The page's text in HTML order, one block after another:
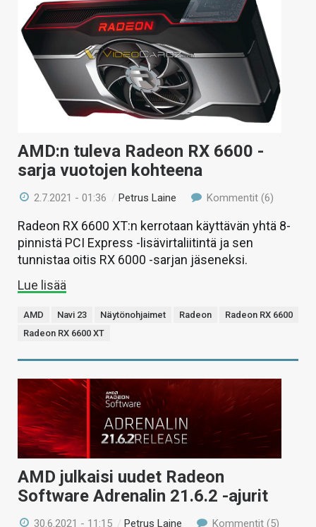
AMD:n tuleva Radeon RX 6600 -
sarja vuotojen kohteena
2.7.2021 - 01:36 / Petrus Laine Kommentit (6)
Radeon RX 6600 XT:n kerrotaan käyttävän yhtä 8-
pinnistä PCI Express -lisävirtaliitintä ja sen
tunnistaa oitis RX 6000 -sarjan jäseneksi.
Lue lisää
AMD Navi 23 Näytönohjaimet Radeon
Radeon RX 6600
Radeon RX 6600 XT
AMD julkaisi uudet Radeon
Software Adrenalin 21.6.2 -ajurit
30.6.2021 - 11:15 /Petrus Laine Kommentit (5)